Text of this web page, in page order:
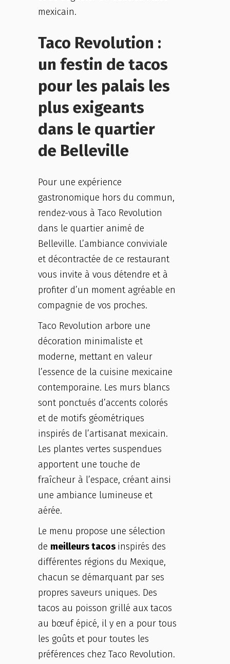
mexicain.
Taco Revolution :
un festin de tacos
pour les palais les
plus exigeants
dans le quartier
de Belleville
Pour une expérience
gastronomique hors du commun,
rendez-vous à Taco Revolution
dans le quartier animé de
Belleville. L’ambiance conviviale
et décontractée de ce restaurant
vous invite à vous détendre et à
profiter d’un moment agréable en
compagnie de vos proches.
Taco Revolution arbore une
décoration minimaliste et
moderne, mettant en valeur
l’essence de la cuisine mexicaine
contemporaine. Les murs blancs
sont ponctués d’accents colorés
et de motifs géométriques
inspirés de l’artisanat mexicain.
Les plantes vertes suspendues
apportent une touche de
fraîcheur à l’espace, créant ainsi
une ambiance lumineuse et
aérée.
Le menu propose une sélection
de meilleurs tacos inspirés des
différentes régions du Mexique,
chacun se démarquant par ses
propres saveurs uniques. Des
tacos au poisson grillé aux tacos
au bœuf épicé, il y en a pour tous
les goûts et pour toutes les
préférences chez Taco Revolution.